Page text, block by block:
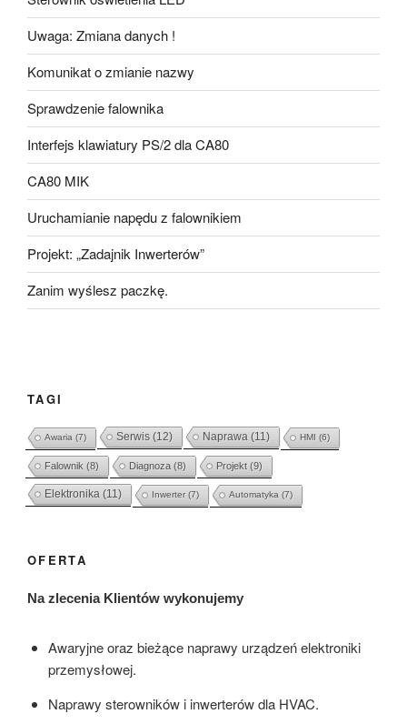
Uwaga: Zmiana danych !
Komunikat o zmianie nazwy
Sprawdzenie falownika
Interfejs klawiatury PS/2 dla CA80
CA80 MIK
Uruchamianie napędu z falownikiem
Projekt: „Zadajnik Inwerterów”
Zanim wyślesz paczkę.
TAGI
Awaria (7) Serwis (12) Naprawa (11) HMI (6)
Falownik (8) Diagnoza (8) Projekt (9)
Elektronika (11) Inwerter(7) Automatyka (7)
OFERTA
Na zlecenia Klientów wykonujemy
Awaryjne oraz bieżące naprawy urządzeń elektroniki
przemysłowej.
Naprawy sterowników i inwerterów dla HVAC.